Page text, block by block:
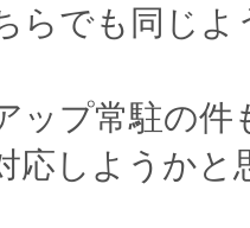
らでも同じ
ップ常駐の件
応しようかと